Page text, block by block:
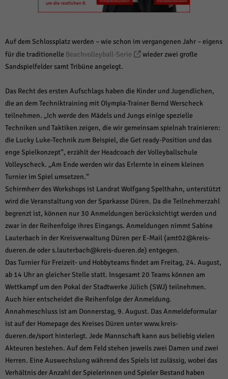
Auf dem Schlossplatz werden – wie schon im vergangenen Jahr – eigens
für die traditionelle Beachvolleyball-Serie
wieder zwei große
Sandspielfelder samt Tribüne angelegt.
Das Recht des ersten Aufschlags haben die Kinder und Jugendlichen,
die an dem Techniktraining mit Olympia-Trainer Bernd Werscheck
teilnehmen. „Ich werde den Mädels und Jungs einige spezielle
Techniken und Taktiken zeigen, die wir gemeinsam spielnah trainieren:
die Lucky Luke-Technik zum Beispiel, die Get ready-Position und das
enge Spielkonzept“, erzählt der Headcoach der Volleyballschule
Volleyscheck. „Am Ende werden wir das Erlernte in einem kleinen
Turnier im Spiel umsetzen.“
Schirmherr des Workshops ist Landrat Wolfgang Spelthahn, unterstützt
wird die Veranstaltung von der Sparkasse Düren. Da die Teilnehmerzahl
begrenzt ist, können nur 30 Anmeldungen berücksichtigt werden und
zwar in der Reihenfolge ihres Eingangs. Anmeldungen nimmt Sabine
Lauterbach in der Kreisverwaltung Düren per E-Mail (amt02@kreis-
dueren.de oder s.lauterbach@kreis-dueren.de) entgegen.
Das Turnier für Freizeit- und Hobbyteams findet am Freitag, 24. August,
ab 14 Uhr an gleicher Stelle statt. Insgesamt 20 Teams können am
Wettkampf um den Pokal der Stadtwerke Jülich (SWJ) teilnehmen.
Auch hier entscheidet die Reihenfolge der Anmeldung.
Annahmeschluss ist am Donnerstag, 9. August. Das Anmeldeformular
ist auf der Homepage des Kreises Düren unter www.kreis-
dueren.de/sport hinterlegt. Jede Mannschaft kann aus beliebig vielen
Akteuren bestehen. Auf dem Feld stehen jeweils zwei Damen und zwei
Herren. Eine Auswechslung während des Spiels ist zulässig, wobei das
Verhältnis der Anzahl der Spielerinnen und Spieler Bestand haben
Cookie-Informationen anzeigen
Statistik Cookies erfassen Informationen anonym. Diese Informationen helfen
uns zu verstehen, wie unsere Besucher unsere Website nutzen.
Cookie-Informationen anzeigen
Marketing-Cookies werden von Drittanbietern oder Publishern verwendet,
um personalisierte Werbung anzuzeigen. Sie tun dies, indem sie Besucher
über Websites hinweg verfolgen.
Cookie-Informationen anzeigen
Externe Medien (6)
Inhalte von Videoplattformen und Social-Media-Plattformen werden
standardmäßig blockiert. Wenn Cookies von externen Medien akzeptiert
werden, bedarf der Zugriff auf diese Inhalte keiner manuellen Einwilligung
mehr.
Cookie-Informationen anzeigen
powered by Borlabs Cookie Datenschutzerklärung Impressum